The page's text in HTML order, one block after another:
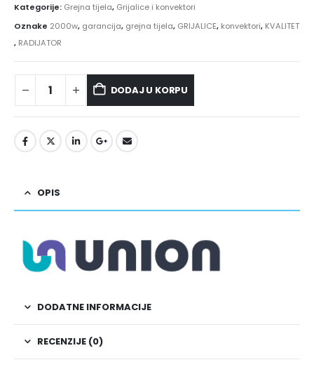
Kategorije: Grejna tijela, Grijalice i konvektori
Oznake 2000w, garancija, grejna tijela, GRIJALICE, konvektori, KVALITET
, RADIJATOR
DODAJ U KORPU
OPIS
DODATNE INFORMACIJE
RECENZIJE (0)